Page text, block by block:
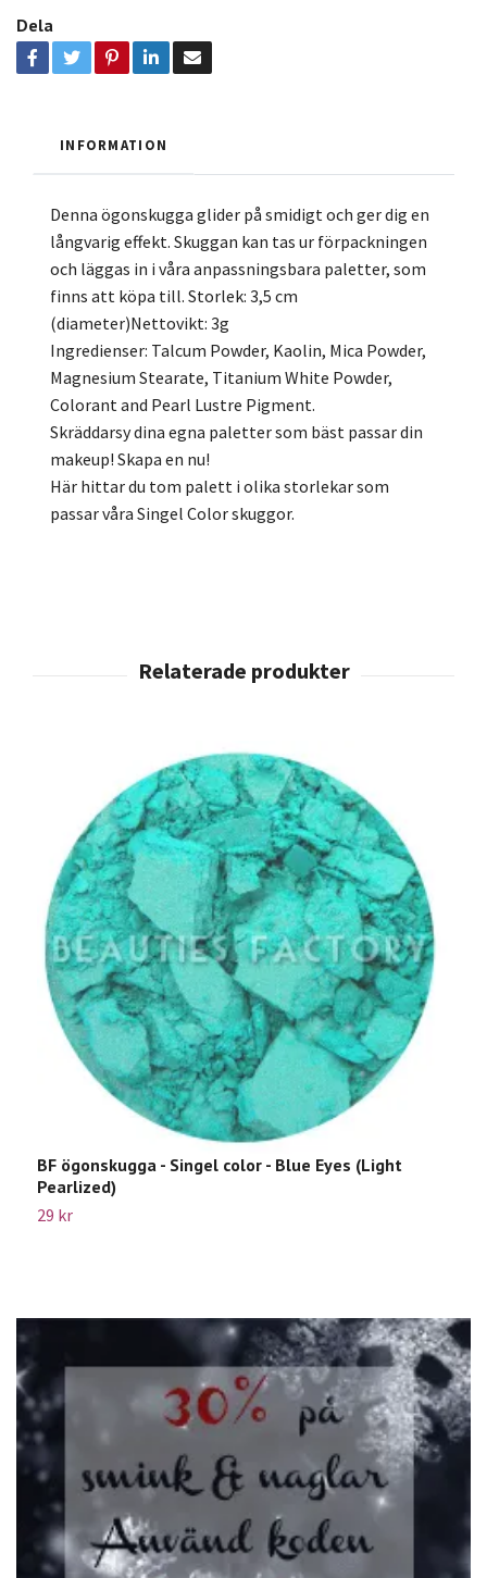
Dela
INFORMATION
Denna ögonskugga glider på smidigt och ger dig en
långvarig effekt. Skuggan kan tas ur förpackningen
och läggas in i våra anpassningsbara paletter, som
finns att köpa till. Storlek: 3,5 cm
(diameter)Nettovikt: 3g
Ingredienser: Talcum Powder, Kaolin, Mica Powder,
Magnesium Stearate, Titanium White Powder,
Colorant and Pearl Lustre Pigment.
Skräddarsy dina egna paletter som bäst passar din
makeup! Skapa en nu!
Här hittar du tom palett i olika storlekar som
passar våra Singel Color skuggor.
BF ögonskugga - Singel color - Blue Eyes (Light
Pearlized)
29 kr